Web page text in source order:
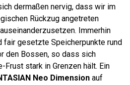
dermaßen nervig, dass wir im
Rückzug angetreten
Immerhin
fair gesetzte Speicherpunkte rund
den Bossen, so dass sich
stark in Grenzen hält. Ein
Neo Dimension auf